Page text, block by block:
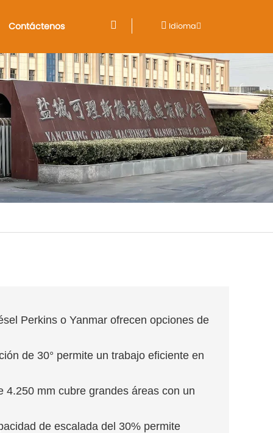
Contáctenos Idioma
Perkins o Yanmar ofrecen opciones de
de 30° permite un trabajo eficiente en
4.250 mm cubre grandes áreas con un
de escalada del 30% permite